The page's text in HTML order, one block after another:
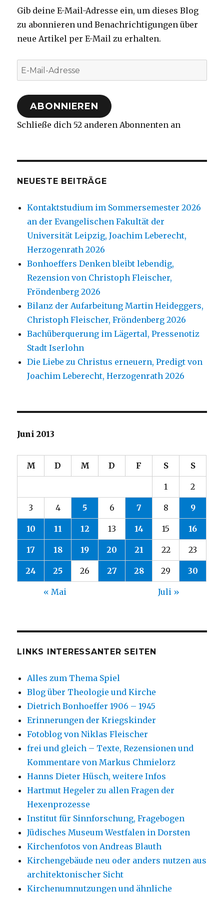
Gib deine E-Mail-Adresse ein, um dieses Blog
zu abonnieren und Benachrichtigungen über
neue Artikel per E-Mail zu erhalten.
E-
Mail-
Adresse
ABONNIEREN
Schließe dich 52 anderen Abonnenten an
NEUESTE BEITRÄGE
Kontaktstudium im Sommersemester 2026
an der Evangelischen Fakultät der
Universität Leipzig, Joachim Leberecht,
Herzogenrath 2026
Bonhoeffers Denken bleibt lebendig,
Rezension von Christoph Fleischer,
Fröndenberg 2026
Bilanz der Aufarbeitung Martin Heideggers,
Christoph Fleischer, Fröndenberg 2026
Bachüberquerung im Lägertal, Pressenotiz
Stadt Iserlohn
Die Liebe zu Christus erneuern, Predigt von
Joachim Leberecht, Herzogenrath 2026
Juni 2013
M D M D F S S
1 2
3 4 5 6 7 8 9
10 11 12 13 14 15 16
17 18 19 20 21 22 23
24 25 26 27 28 29 30
« Mai Juli »
LINKS INTERESSANTER SEITEN
Alles zum Thema Spiel
Blog über Theologie und Kirche
Dietrich Bonhoeffer 1906 – 1945
Erinnerungen der Kriegskinder
Fotoblog von Niklas Fleischer
frei und gleich – Texte, Rezensionen und
Kommentare von Markus Chmielorz
Hanns Dieter Hüsch, weitere Infos
Hartmut Hegeler zu allen Fragen der
Hexenprozesse
Institut für Sinnforschung, Fragebogen
Jüdisches Museum Westfalen in Dorsten
Kirchenfotos von Andreas Blauth
Kirchengebäude neu oder anders nutzen aus
architektonischer Sicht
Kirchenumnutzungen und ähnliche